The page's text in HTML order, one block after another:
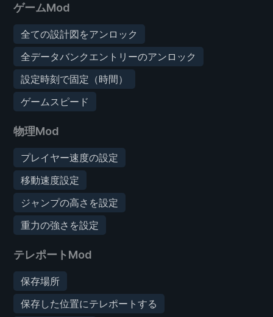
ゲームMod
全ての設計図をアンロック
全データバンクエントリーのアンロック
設定時刻で固定（時間）
ゲームスピード
物理Mod
プレイヤー速度の設定
移動速度設定
ジャンプの高さを設定
重力の強さを設定
テレポートMod
保存場所
保存した位置にテレポートする